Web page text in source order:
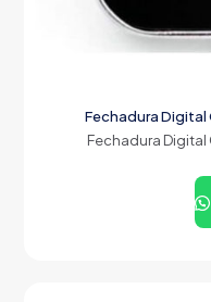
Fechadura Digital
Fechadura